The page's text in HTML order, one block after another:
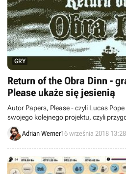
GRY
Return of the Obra Dinn - gra autora Papers,
Please ukaże się jesienią
Autor Papers, Please - czyli Lucas
swojego kolejnego projektu, czyli
Dinn. Ogłosił również, że gra ukaże się
Adrian Werner16 września 2018 13:28